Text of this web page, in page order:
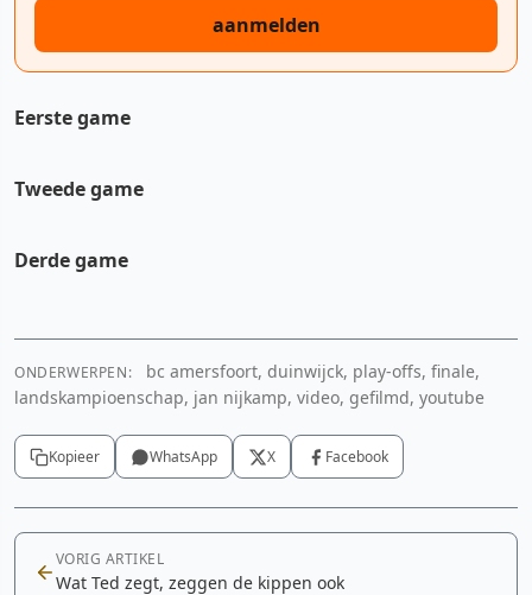
aanmelden
Eerste game
YouTube video
Tweede game
Cookie-instellingen aanpassen
Derde game
YouTube video
Cookie-instellingen aanpassen
ONDERWERPEN:
bc amersfoort, duinwijck, play-offs, finale,
landskampioenschap, jan nijkamp, video, gefilmd, youtube
Kopieer WhatsApp X Facebook
VORIG ARTIKEL
Wat Ted zegt, zeggen de kippen ook